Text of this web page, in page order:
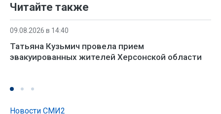
Читайте также
09.08.2026 в 14:40
Татьяна Кузьмич провела прием
эвакуированных жителей Херсонской области
Новости СМИ2